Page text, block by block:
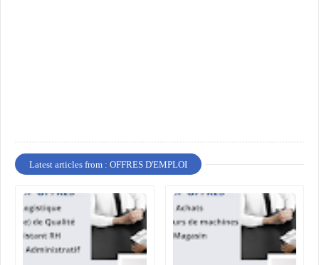
Latest articles from : OFFRES D'EMPLOI